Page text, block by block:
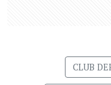
CLUB